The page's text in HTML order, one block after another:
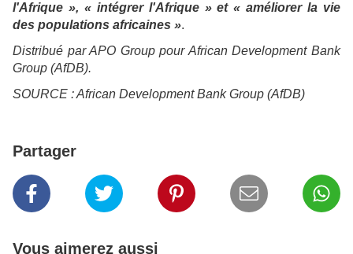
l'Afrique », « intégrer l'Afrique » et « améliorer la vie
des populations africaines ».
Distribué par APO Group pour African Development Bank
Group (AfDB).
SOURCE : African Development Bank Group (AfDB)
Partager
Vous aimerez aussi